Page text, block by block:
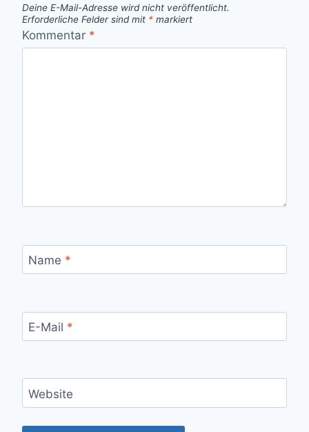
Deine E-Mail-Adresse wird nicht veröffentlicht.
Erforderliche Felder sind mit * markiert
Kommentar *
Name *
E-Mail *
Website